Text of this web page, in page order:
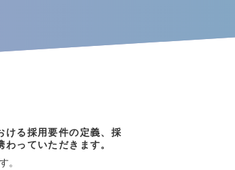
ける採用要件の定義、採
っていただきます。
。